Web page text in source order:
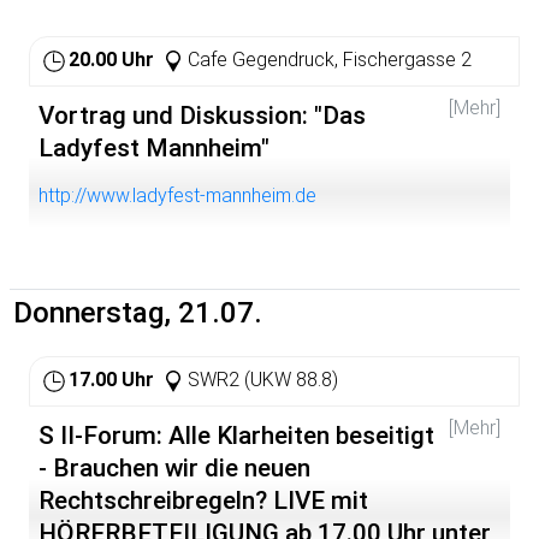
werden in dieser Sitzung verhandelt. Wer also einmal ein
entgehen lassen!
20.00 Uhr Cafe Gegendruck, Fischergasse 2
[Mehr]
Vortrag und Diskussion: "Das
Ladyfest Mannheim"
http://www.ladyfest-mannheim.de
Donnerstag, 21.07.
17.00 Uhr SWR2 (UKW 88.8)
[Mehr]
S II-Forum: Alle Klarheiten beseitigt
- Brauchen wir die neuen
Rechtschreibregeln? LIVE mit
HÖRERBETEILIGUNG ab 17.00 Uhr unter